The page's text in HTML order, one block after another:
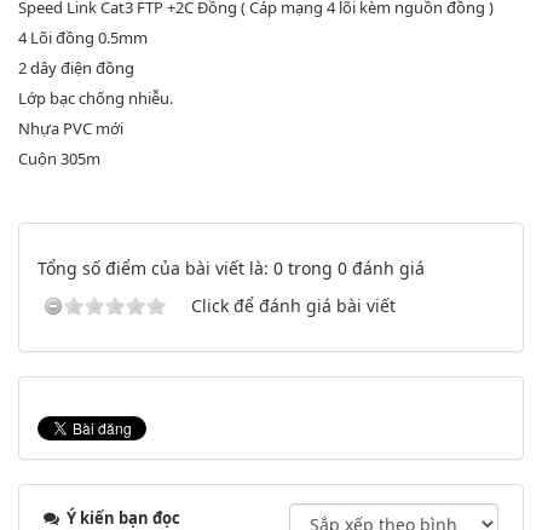
Speed Link Cat3 FTP +2C Đồng ( Cáp mạng 4 lõi kèm nguồn đồng )
4 Lõi đồng 0.5mm
2 dây điện đồng
Lớp bạc chống nhiễu.
Nhựa PVC mới
Cuộn 305m
Tổng số điểm của bài viết là: 0 trong 0 đánh giá
Click để đánh giá bài viết
Ý kiến bạn đọc